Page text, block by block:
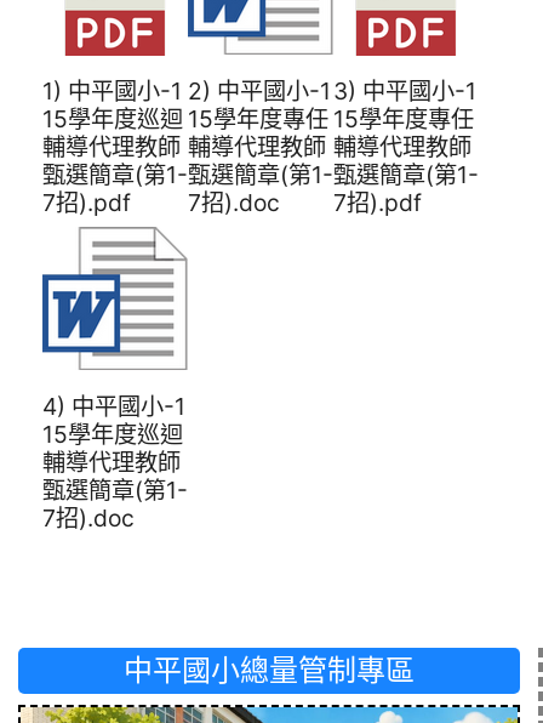
1) 中平國小-1
15學年度巡迴
輔導代理教師
甄選簡章(第1-
7招).pdf
2) 中平國小-1
15學年度專任
輔導代理教師
甄選簡章(第1-
7招).doc
3) 中平國小-1
15學年度專任
輔導代理教師
甄選簡章(第1-
7招).pdf
4) 中平國小-1
15學年度巡迴
輔導代理教師
甄選簡章(第1-
7招).doc
中平國小總量管制專區